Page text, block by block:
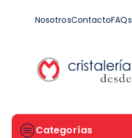
NosotrosContactoFAQs
Categorías